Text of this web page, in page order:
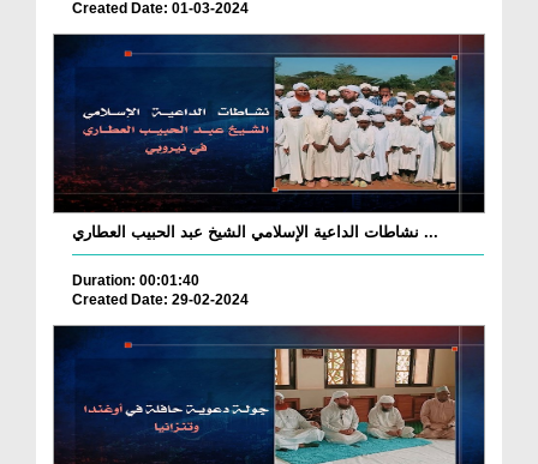
Created Date: 01-03-2024
نشاطات الداعية الإسلامي الشيخ عبد الحبيب العطاري ...
Duration: 00:01:40
Created Date: 29-02-2024